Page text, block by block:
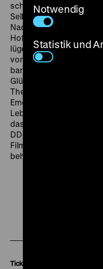
schöpfen neuen
Selbstmorde mehr, und
Nachrichten über den
Hoffnung bleibt, muss
lügen. Vorlage des
von Jurek Becker. Es ist
bar jeder Larmoyance,
Glücksmomenten
Thema des
Emotionalisierung und
Lebens und Leidens
das Interesse an der
DDR zu wecken. Er ist
Film geblieben, der in
behandelte.
Tickets
Notwendig
Statistik und